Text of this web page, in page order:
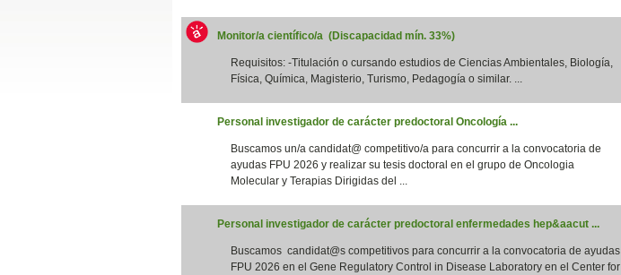
Monitor/a científico/a (Discapacidad mín. 33%)
Requisitos: -Titulación o cursando estudios de Ciencias Ambientales, Biología,
Física, Química, Magisterio, Turismo, Pedagogía o similar. ...
Personal investigador de carácter predoctoral Oncología ...
Buscamos un/a candidat@ competitivo/a para concurrir a la convocatoria de
ayudas FPU 2026 y realizar su tesis doctoral en el grupo de Oncologia
Molecular y Terapias Dirigidas del ...
Personal investigador de carácter predoctoral enfermedades hep&aacut ...
Buscamos candidat@s competitivos para concurrir a la convocatoria de ayudas
FPU 2026 en el Gene Regulatory Control in Disease Laboratory en el Center for